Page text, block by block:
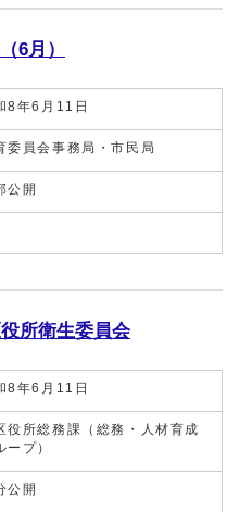
6月）
8年6月11日
委員会事務局・市民局
公開
所衛生委員会
8年6月11日
役所総務課（総務・人材育成
ープ）
公開